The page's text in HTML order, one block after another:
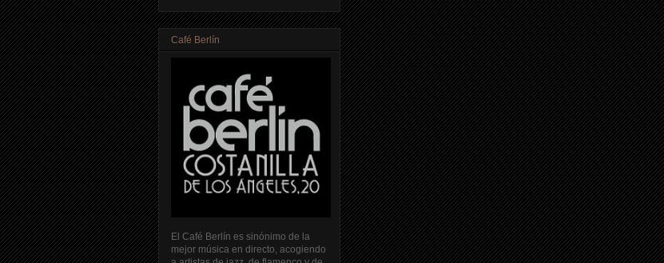
Café Berlín
El Café Berlín es sinónimo de la
mejor música en directo, acogiendo